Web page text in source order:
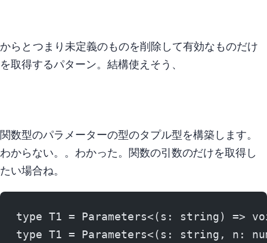
Objectからundefinedとnull…つまり未定義のものを削除して有効なものだけ
を取得するパターン。 結構使えそう、
関数型Tのパラメーターの型のタプル型を構築します。
わからない。。 …わかった。 関数の引数のParametersだけを取得し
たい場合ね。
type T1 = Parameters<(s: string)
type T1 = Parameters<(s: string, n: